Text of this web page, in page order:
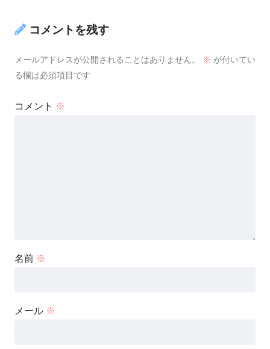
コメントを残す
メールアドレスが公開されることはありません。 ※ が付いてい
る欄は必須項目です
コメント ※
名前 ※
メール ※